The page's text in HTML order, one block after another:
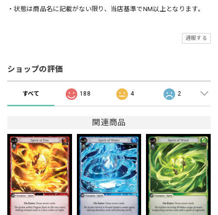
・状態は商品名に記載がない限り、当店基準でNM以上となります。
通報する
ショップの評価
すべて 188 4 2
関連商品